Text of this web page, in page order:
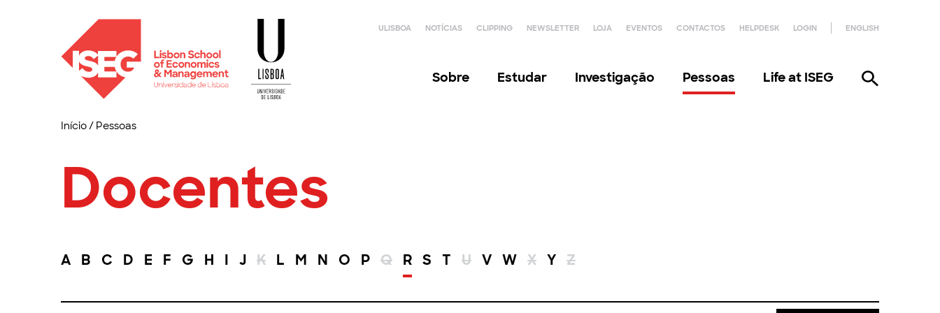
ULISBOA NOTÍCIAS CLIPPING NEWSLETTER LOJA EVENTOS CONTACTOS HELPDESK LOGIN ENGLISH
Sobre Estudar Investigação Pessoas Life at ISEG
Início/ Pessoas
Docentes
A B C D E F G H I J K L M N O P Q R S T U V W X Y Z